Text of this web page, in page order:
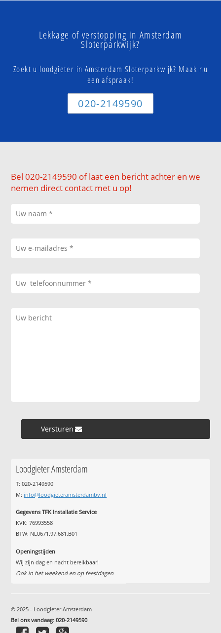
Lekkage of verstopping in Amsterdam
Sloterparkwijk?
Zoekt u loodgieter in Amsterdam Sloterparkwijk? Maak nu
een afspraak!
020-2149590
Bel 020-2149590 of laat een bericht achter en we
nemen direct contact met u op!
Versturen »
Loodgieter Amsterdam
T: 020-2149590
M: info@loodgieteramsterdambv.nl
Gegevens TFK Installatie Service
KVK: 76993558
BTW: NL0671.97.681.B01
Openingstijden
Wij zijn dag en nacht bereikbaar!
Ook in het weekend en op feestdagen
© 2025 - Loodgieter Amsterdam
Bel ons vandaag:020-2149590